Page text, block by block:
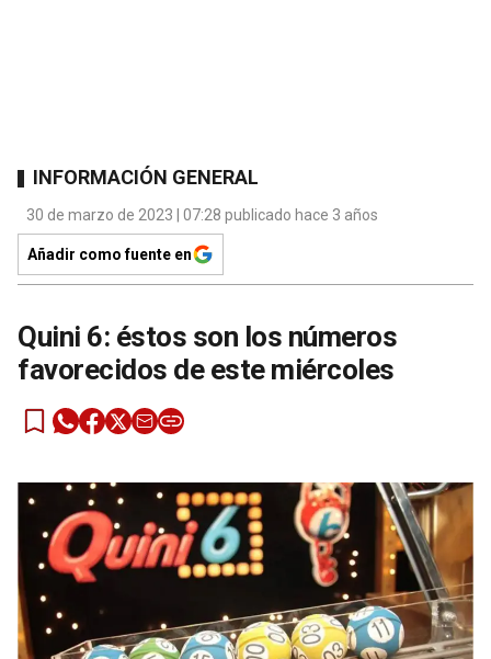
INFORMACIÓN GENERAL
30 de marzo de 2023 | 07:28 publicado hace 3 años
Añadir como fuente en
Quini 6: éstos son los números
favorecidos de este miércoles